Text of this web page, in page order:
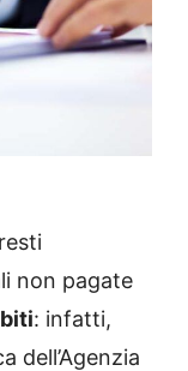
non pagate
: infatti,
dell’Agenzia